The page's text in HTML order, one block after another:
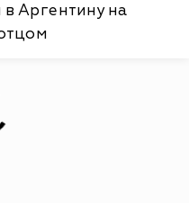
Аргентину на